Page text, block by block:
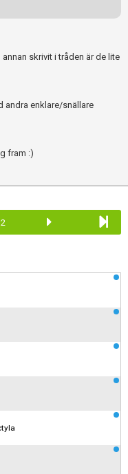
skrivit i tråden är de lite
andra enklare/snällare
fram :)